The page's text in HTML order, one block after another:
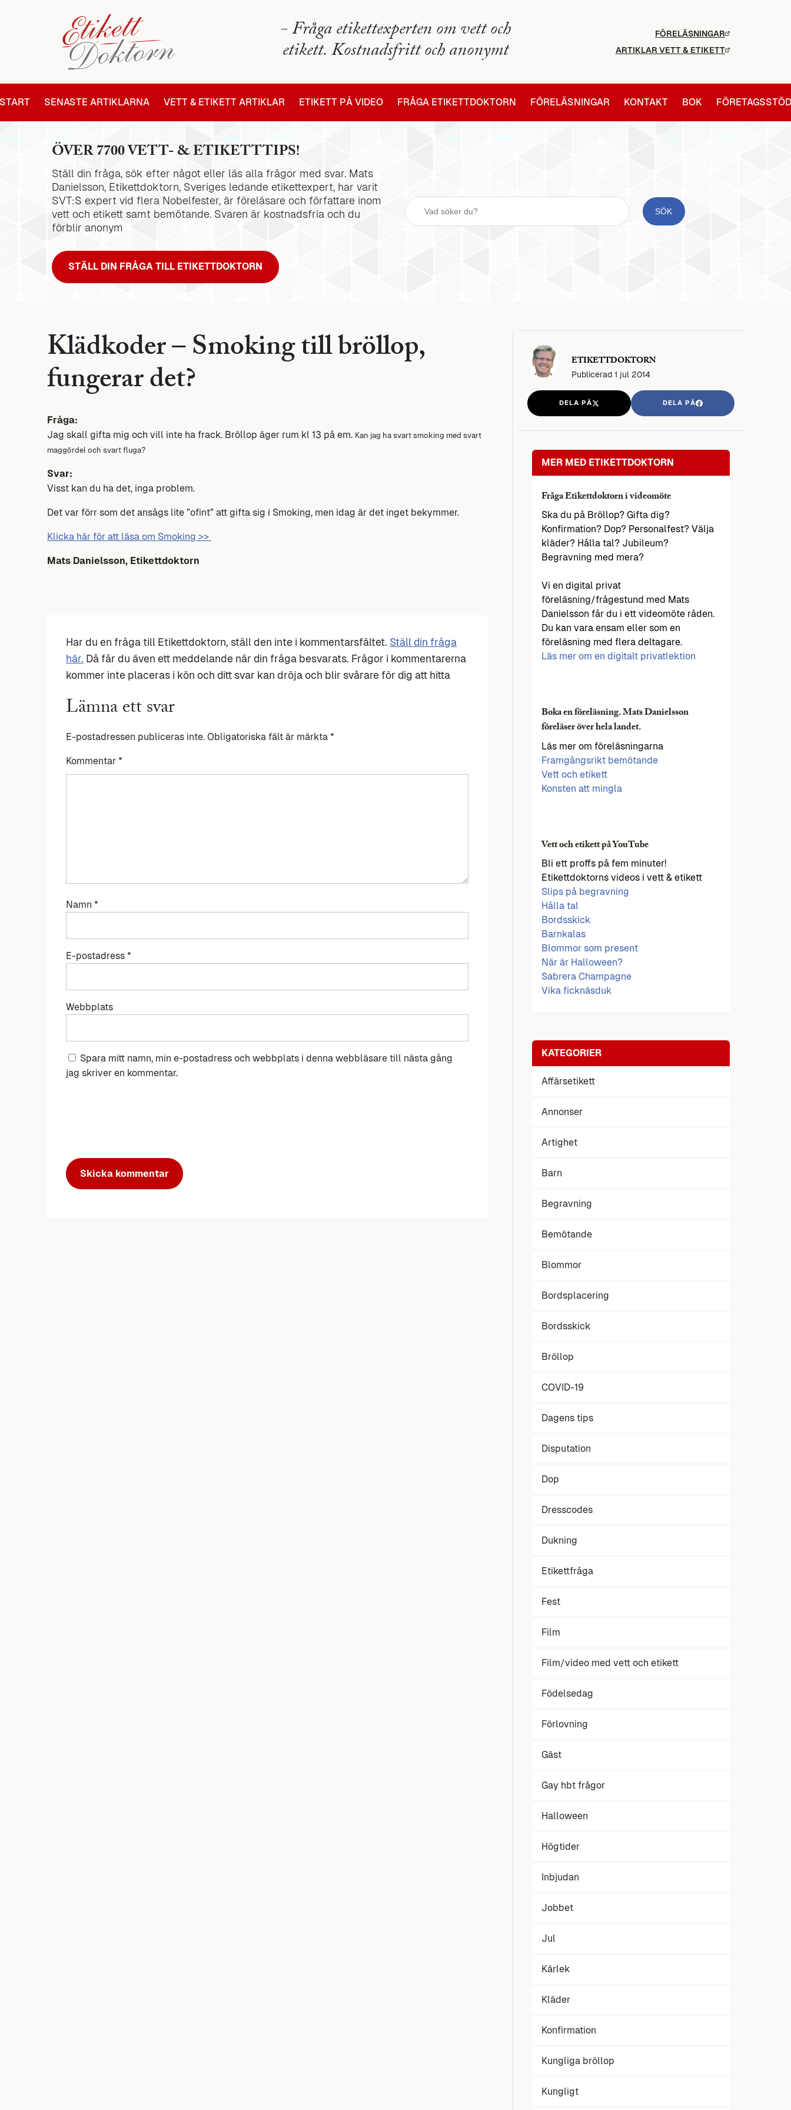
- Fråga etikettexperten om vett och
etikett. Kostnadsfritt och anonymt
FÖRELÄSNINGAR
ARTIKLAR VETT & ETIKETT
START SENASTE ARTIKLARNA VETT & ETIKETT ARTIKLAR ETIKETT PÅ VIDEO FRÅGA ETIKETTDOKTORN FÖRELÄSNINGAR KONTAKT BOK FÖRETAGSSTÖD
ÖVER 7700 VETT- & ETIKETTTIPS!
Ställ din fråga, sök efter något eller läs alla frågor med svar. Mats
Danielsson, Etikettdoktorn, Sveriges ledande etikettexpert, har varit
SVT:S expert vid flera Nobelfester, är föreläsare och författare inom
vett och etikett samt bemötande. Svaren är kostnadsfria och du
förblir anonym
STÄLL DIN FRÅGA TILL ETIKETTDOKTORN
Klädkoder – Smoking till bröllop,
fungerar det?
Fråga:
Jag skall gifta mig och vill inte ha frack. Bröllop äger rum kl 13 på em. Kan jag ha svart smoking med svart
maggördel och svart fluga?
Svar:
Visst kan du ha det, inga problem.
Det var förr som det ansågs lite ”ofint” att gifta sig i Smoking, men idag är det inget bekymmer.
Klicka här för att läsa om Smoking >>
Mats Danielsson, Etikettdoktorn
Har du en fråga till Etikettdoktorn, ställ den inte i kommentarsfältet. Ställ din fråga
här. Då får du även ett meddelande när din fråga besvarats. Frågor i kommentarerna
kommer inte placeras i kön och ditt svar kan dröja och blir svårare för dig att hitta
Lämna ett svar
E-postadressen publiceras inte. Obligatoriska fält är märkta *
Kommentar *
Namn *
E-postadress *
Webbplats
Spara mitt namn, min e-postadress och webbplats i denna webbläsare till nästa gång
jag skriver en kommentar.
ETIKETTDOKTORN
Publicerad 1 jul 2014
DELA PÅ DELA PÅ
MER MED ETIKETTDOKTORN
Fråga Etikettdoktorn i videomöte
Ska du på Bröllop? Gifta dig?
Konfirmation? Dop? Personalfest? Välja
kläder? Hålla tal? Jubileum?
Begravning med mera?
Vi en digital privat
föreläsning/frågestund med Mats
Danielsson får du i ett videomöte råden.
Du kan vara ensam eller som en
föreläsning med flera deltagare.
Läs mer om en digitalt privatlektion
Boka en föreläsning. Mats Danielsson
föreläser över hela landet.
Läs mer om föreläsningarna
Framgångsrikt bemötande
Vett och etikett
Konsten att mingla
Vett och etikett på YouTube
Bli ett proffs på fem minuter!
Etikettdoktorns videos i vett & etikett
Slips på begravning
Hålla tal
Bordsskick
Barnkalas
Blommor som present
När är Halloween?
Sabrera Champagne
Vika ficknäsduk
KATEGORIER
Affärsetikett
Annonser
Artighet
Barn
Begravning
Bemötande
Blommor
Bordsplacering
Bordsskick
Bröllop
COVID-19
Dagens tips
Disputation
Dop
Dresscodes
Dukning
Etikettfråga
Fest
Film
Film/video med vett och etikett
Födelsedag
Förlovning
Gäst
Gay hbt frågor
Halloween
Högtider
Inbjudan
Jobbet
Jul
Kärlek
Kläder
Konfirmation
Kungliga bröllop
Kungligt